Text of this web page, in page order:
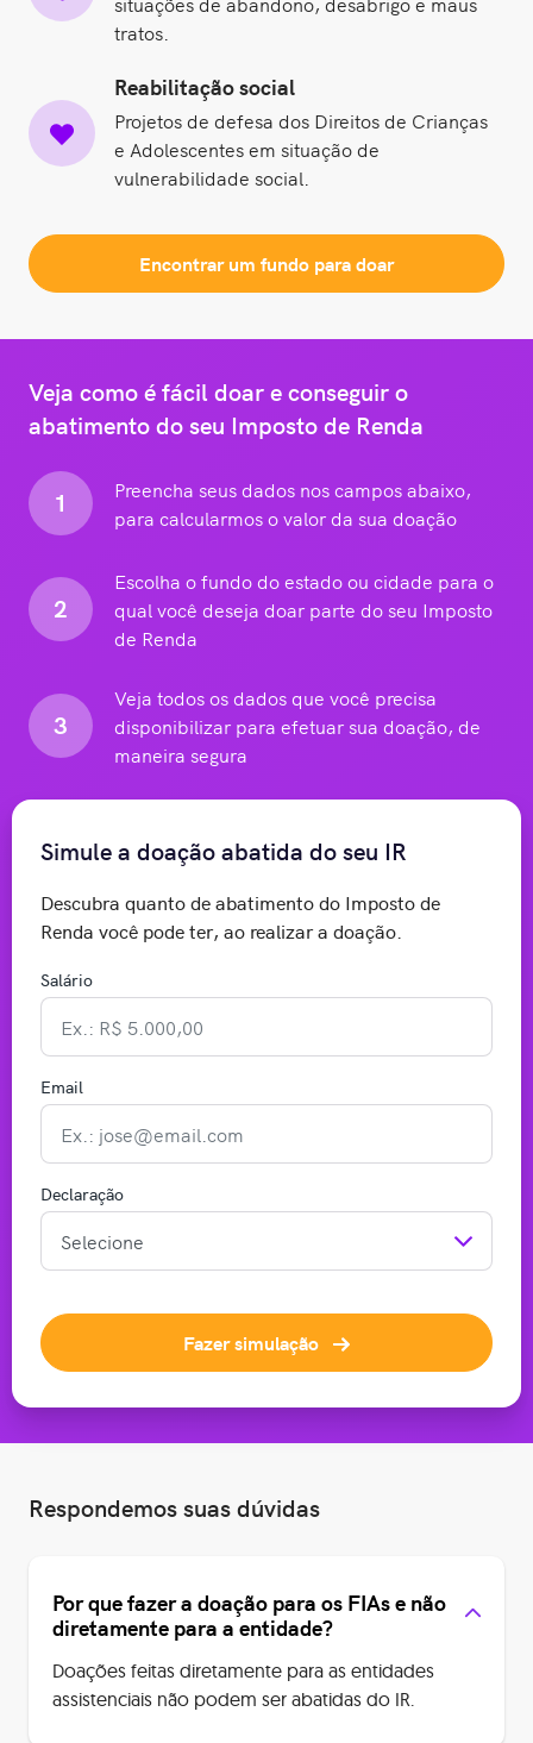
tratos.
Reabilitação social
Projetos de defesa dos Direitos de Crianças
e Adolescentes em situação de
vulnerabilidade social.
Encontrar um fundo para doar
Veja como é fácil doar e conseguir o
abatimento do seu Imposto de Renda
1
Preencha seus dados nos campos abaixo,
para calcularmos o valor da sua doação
2
Escolha o fundo do estado ou cidade para o
qual você deseja doar parte do seu Imposto
de Renda
3
Veja todos os dados que você precisa
disponibilizar para efetuar sua doação, de
maneira segura
Simule a doação abatida do seu IR
Descubra quanto de abatimento do Imposto de
Renda você pode ter, ao realizar a doação.
Salário
Email
Declaração
Fazer simulação
Respondemos suas dúvidas
Por que fazer a doação para os FIAs e não
diretamente para a entidade?
Doações feitas diretamente para as entidades
assistenciais não podem ser abatidas do IR.